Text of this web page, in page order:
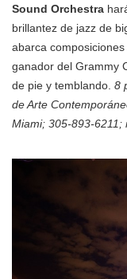
Sound Orchestra
brillantez de jazz de
abarca
ganador del Grammy
de pie y temblando. 8
de Arte
Miami; 305-893-6211;